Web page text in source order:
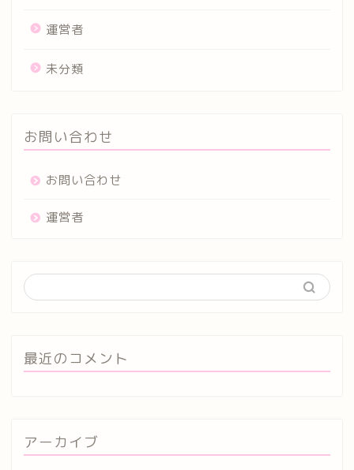
運営者
未分類
お問い合わせ
お問い合わせ
運営者
最近のコメント
アーカイブ